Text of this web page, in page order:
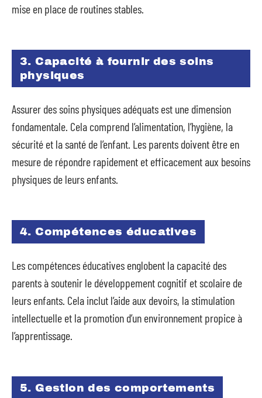
mise en place de routines stables.
3. Capacité à fournir des soins
physiques
Assurer des soins physiques adéquats est une dimension
fondamentale. Cela comprend l’alimentation, l’hygiène, la
sécurité et la santé de l’enfant. Les parents doivent être en
mesure de répondre rapidement et efficacement aux besoins
physiques de leurs enfants.
4. Compétences éducatives
Les compétences éducatives englobent la capacité des
parents à soutenir le développement cognitif et scolaire de
leurs enfants. Cela inclut l’aide aux devoirs, la stimulation
intellectuelle et la promotion d’un environnement propice à
l’apprentissage.
5. Gestion des comportements